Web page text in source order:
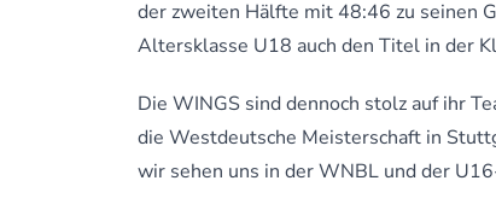
der zweiten Hälfte mit 48:46 zu seinen
Altersklasse U18 auch den Titel in der
Die WINGS sind dennoch stolz auf ihr
die Westdeutsche Meisterschaft in
wir sehen uns in der WNBL und der